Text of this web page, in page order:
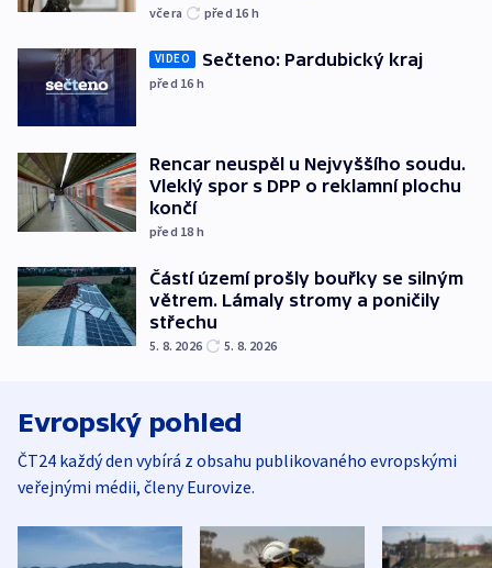
včera před 16 h
VIDEO Sečteno: Pardubický kraj
před 16 h
Rencar neuspěl u Nejvyššího soudu.
Vleklý spor s DPP o reklamní plochu
končí
před 18 h
Částí území prošly bouřky se silným
větrem. Lámaly stromy a poničily
střechu
5. 8. 2026 5. 8. 2026
Evropský pohled
ČT24 každý den vybírá z obsahu publikovaného evropskými
veřejnými médii, členy Eurovize.